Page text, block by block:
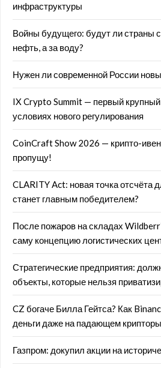
инфраструктуры
Войны будущего: будут ли страны
нефть, а за воду?
Нужен ли современной России
IX Crypto Summit — первый
условиях нового регулирования
CoinCraft Show 2026 — крипто-
пропущу!
CLARITY Act: новая точка отсчёта
станет главным победителем?
После пожаров на складах
саму концепцию логистических
Стратегические предприятия:
объекты, которые нельзя
CZ богаче Билла Гейтса? Как
деньги даже на падающем
Газпром: докупил акции на